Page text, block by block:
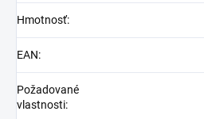
Hmotnosť:
EAN:
Požadované
vlastnosti: